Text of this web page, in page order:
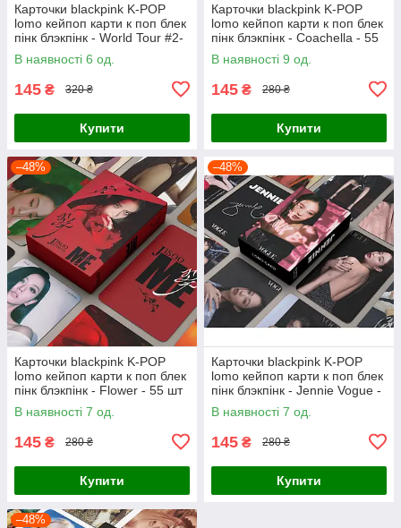
Карточки blackpink K-POP
lomo кейпоп карти к поп блек
пінк блэкпінк - World Tour #2-
55 шт
В наявності 6 од.
145 ₴ 320 ₴
Купити
Карточки blackpink K-POP
lomo кейпоп карти к поп блек
пінк блэкпінк - Coachella - 55
шт
В наявності 9 од.
145 ₴ 280 ₴
Купити
–48%
Карточки blackpink K-POP
lomo кейпоп карти к поп блек
пінк блэкпінк - Flower - 55 шт
В наявності 7 од.
145 ₴ 280 ₴
Купити
–48%
Карточки blackpink K-POP
lomo кейпоп карти к поп блек
пінк блэкпінк - Jennie Vogue -
55 шт
В наявності 7 од.
145 ₴ 280 ₴
Купити
–48%